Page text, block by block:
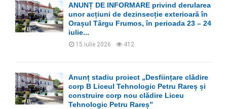
ANUNȚ DE INFORMARE privind derularea
unor acțiuni de dezinsecție exterioară în
Orașul Târgu Frumos, în perioada 23 – 24
iulie...
15 iulie 2026 412
Anunț stadiu proiect „Desființare clădire
corp B Liceul Tehnologic Petru Rareș și
construire corp nou clădire Liceu
Tehnologic Petru Rareș”